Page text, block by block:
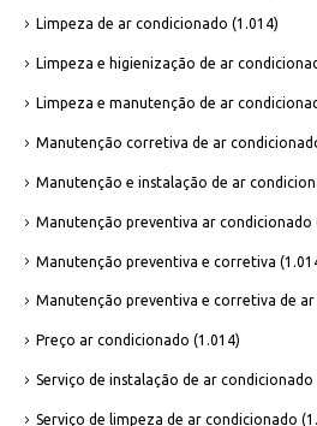
Limpeza de ar condicionado (1.014)
Limpeza e higienização de ar
Limpeza e manutenção de ar
Manutenção corretiva de ar
Manutenção e instalação de ar
Manutenção preventiva ar condicionado
Manutenção preventiva e corretiva
Manutenção preventiva e corretiva de
Preço ar condicionado (1.014)
Serviço de instalação de ar condicionado
Serviço de limpeza de ar condicionado